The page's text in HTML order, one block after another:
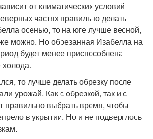
от климатических условий
частях правильно делать
осенью, то на юге лучше весной,
можно. Но обрезанная Изабелла на
будет менее приспособлена
холода.
то лучше делать обрезку после
урожай. Как с обрезкой, так и с
правильно выбрать время, чтобы
в укрытии. Но и не подверглось